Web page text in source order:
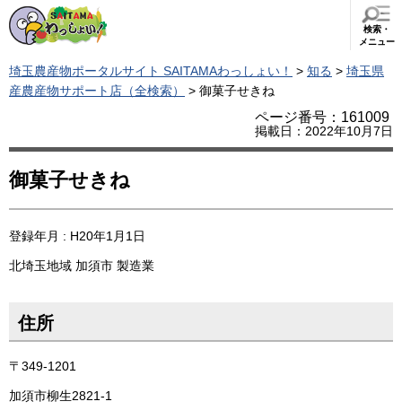
検索・
メニュー
埼玉農産物ポータルサイト SAITAMAわっしょい！ > 知る > 埼玉県
産農産物サポート店（全検索）
> 御菓子せきね
ページ番号：161009
掲載日：2022年10月7日
御菓子せきね
登録年月 : H20年1月1日
北埼玉地域 加須市 製造業
住所
〒349-1201
加須市柳生2821-1